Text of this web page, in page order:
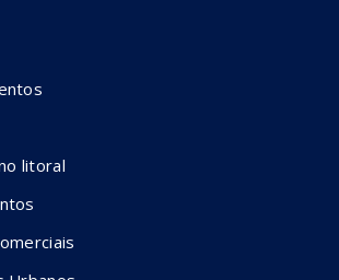
litoral